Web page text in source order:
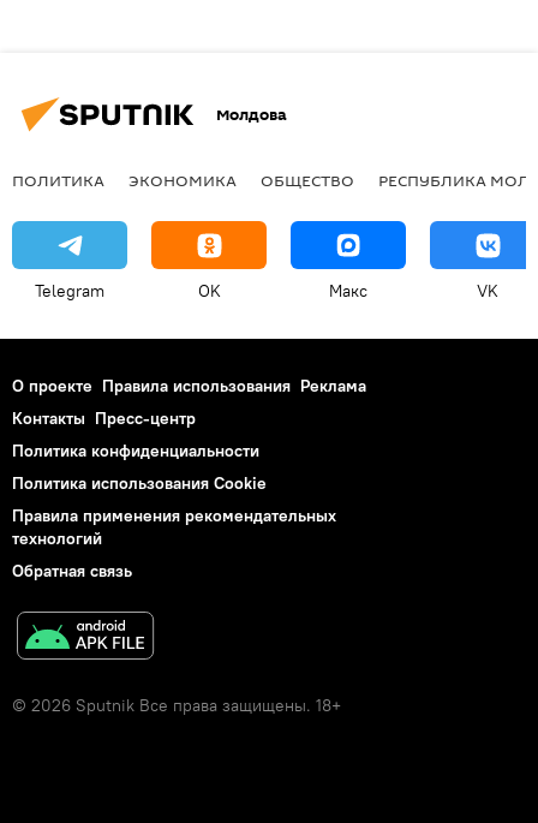
Молдова
ПОЛИТИКА ЭКОНОМИКА ОБЩЕСТВО РЕСПУБЛИКА
Telegram OK Макс VK
О проекте Правила использования Реклама
Контакты Пресс-центр
Политика конфиденциальности
Политика использования Cookie
Правила применения рекомендательных
технологий
Обратная связь
© 2026 Sputnik Все права защищены. 18+